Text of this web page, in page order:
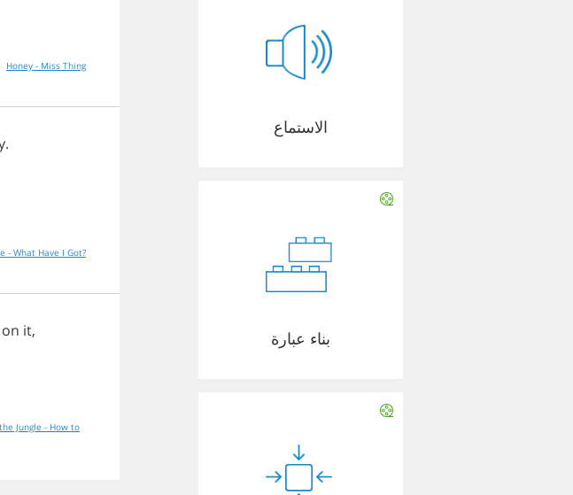
Honey - Miss Thing
.
- What Have I Got?
on it,
Jungle - How to
الاستماع
بناء عبارة